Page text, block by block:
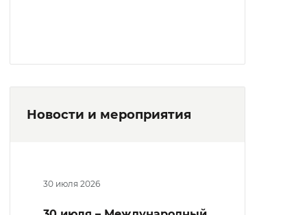
Новости и мероприятия
30 июля 2026